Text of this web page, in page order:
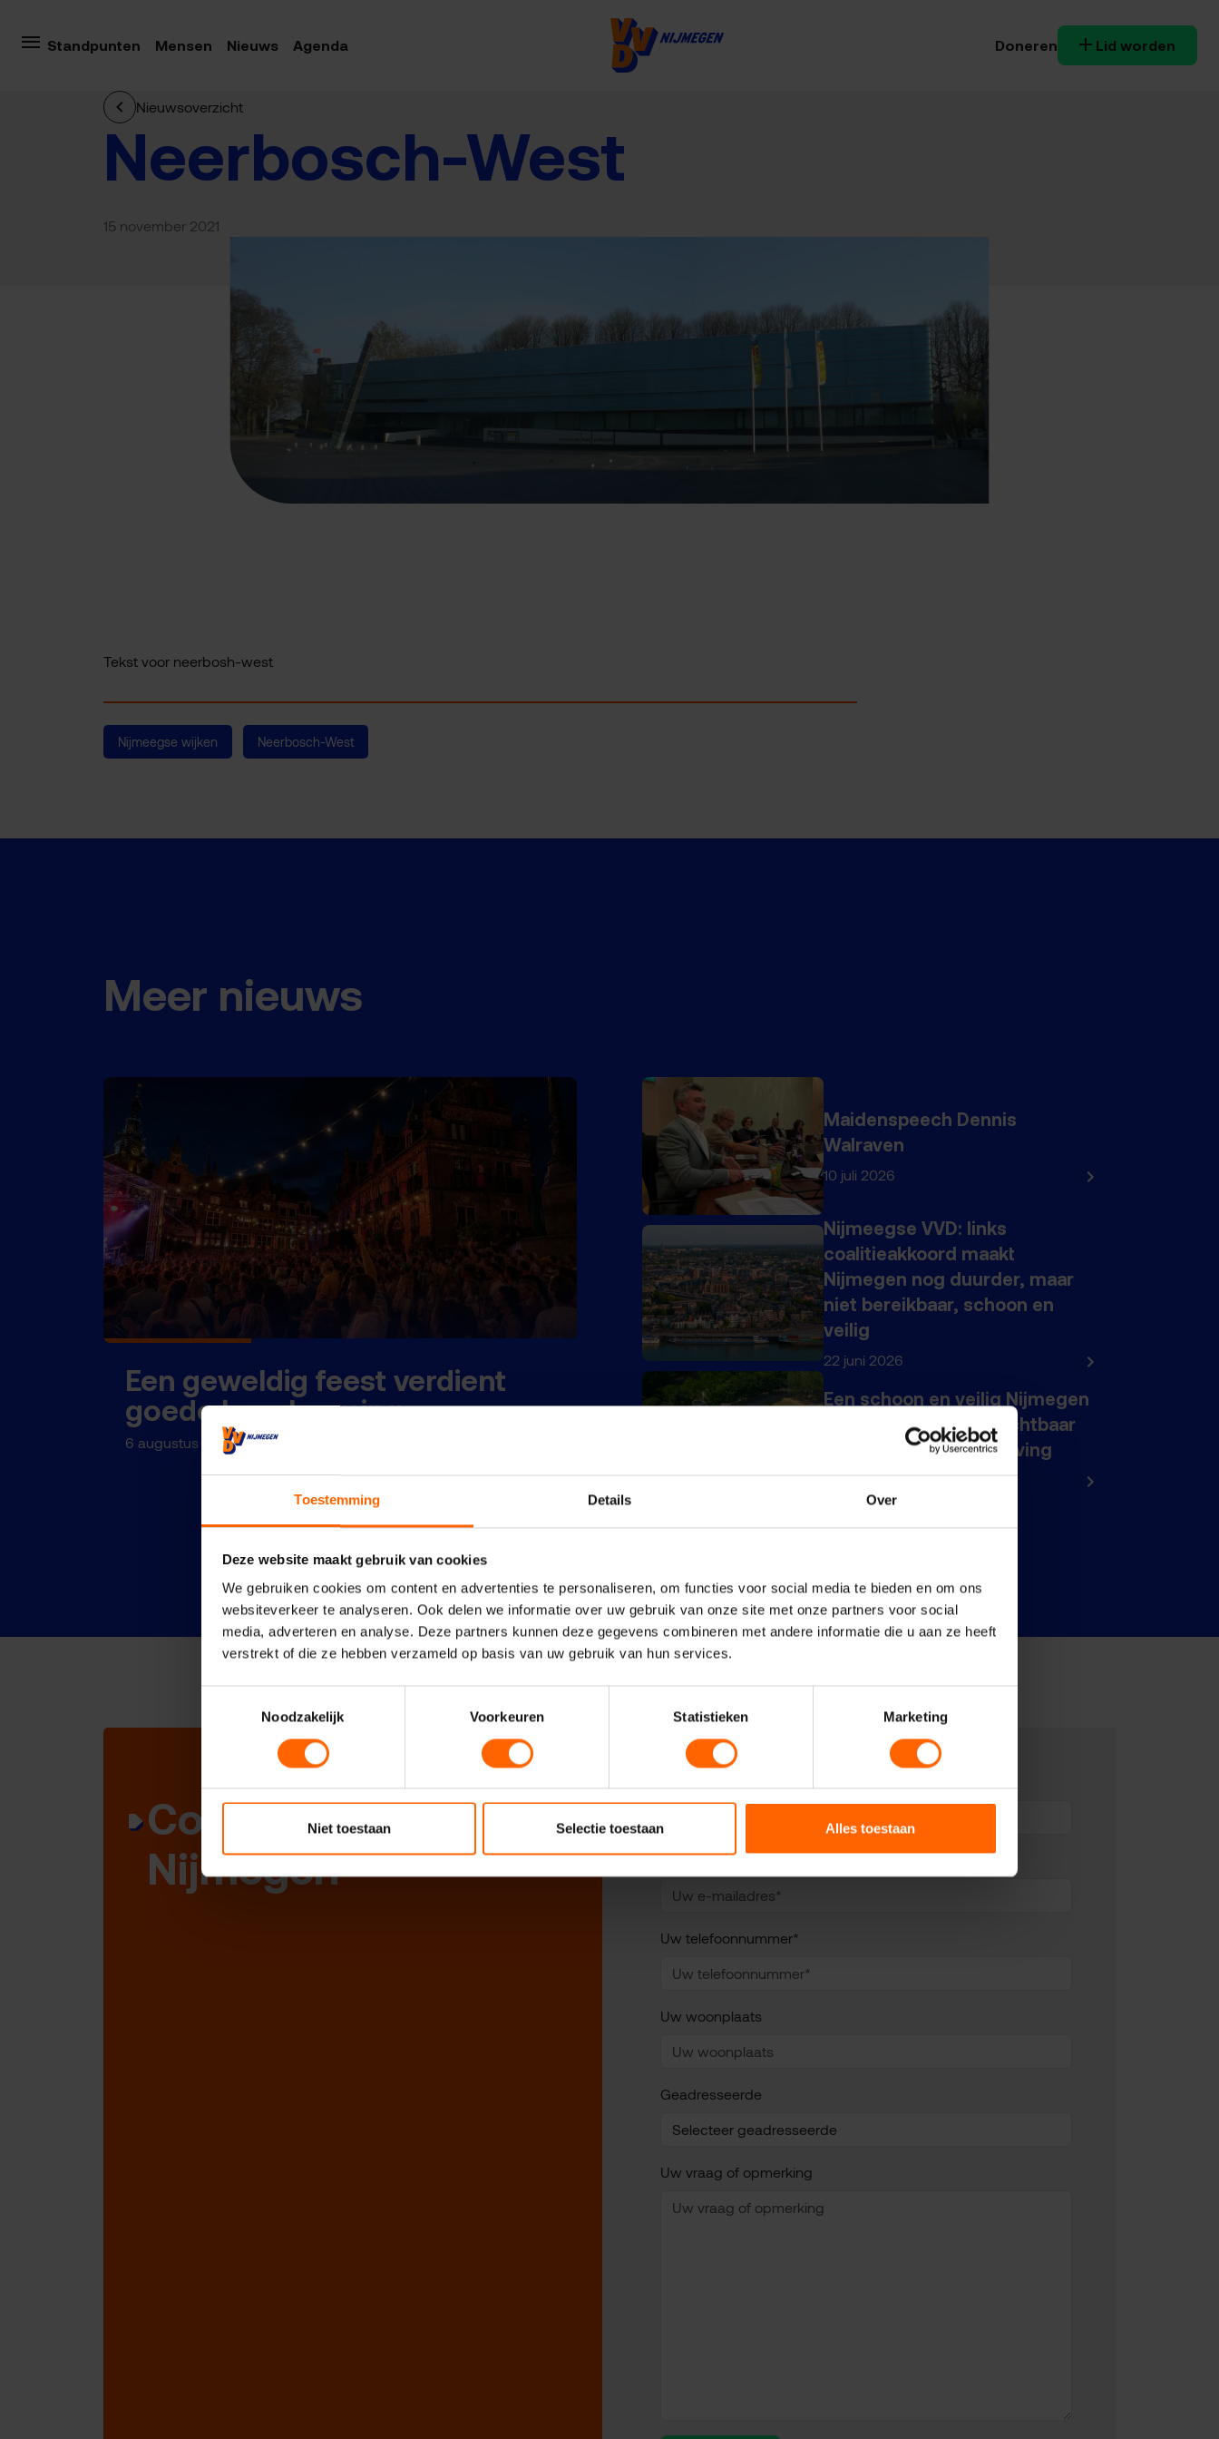
Toestemming Details Over
Deze website maakt gebruik van cookies
We gebruiken cookies om content en advertenties te personaliseren, om functies voor social media te bieden en om ons
websiteverkeer te analyseren. Ook delen we informatie over uw gebruik van onze site met onze partners voor social
media, adverteren en analyse. Deze partners kunnen deze gegevens combineren met andere informatie die u aan ze heeft
verstrekt of die ze hebben verzameld op basis van uw gebruik van hun services.
Noodzakelijk
Voorkeuren Statistieken Marketing
Niet toestaan Selectie toestaan Alles toestaan
Standpunten Mensen Nieuws Agenda Doneren Lid worden
Nieuwsoverzicht
Neerbosch-West
15 november 2021
Tekst voor neerbosh-west
Nijmeegse wijken Neerbosch-West
Meer nieuws
Een geweldig feest verdient
goede bescherming
6 augustus 2026
Maidenspeech Dennis
Walraven
10 juli 2026
Nijmeegse VVD: links
coalitieakkoord maakt
Nijmegen nog duurder, maar
niet bereikbaar, schoon en
veilig
22 juni 2026
Een schoon en veilig Nijmegen
vraagt om meer en zichtbaar
onderhoud en handhaving
21 juni 2026
Contact met VVD
Nijmegen
Uw e-mailadres*
Uw telefoonnummer*
Uw woonplaats
Geadresseerde
Uw vraag of opmerking